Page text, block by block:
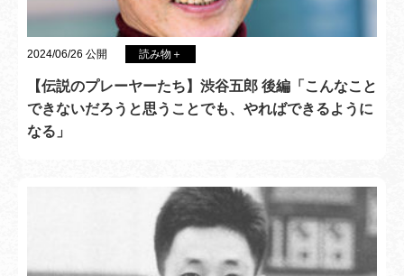
2024/06/26 公開 読み物＋
【伝説のプレーヤーたち】渋谷五郎 後編「こんなこと
できないだろうと思うことでも、やればできるように
なる」